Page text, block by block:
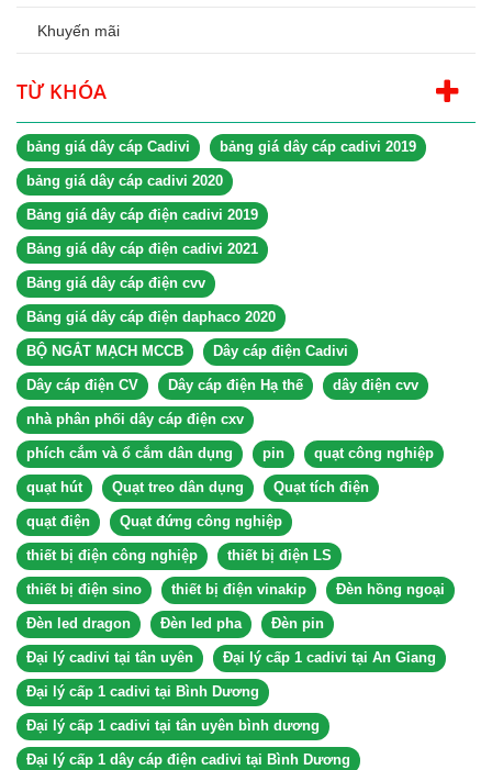
Khuyến mãi
TỪ KHÓA
bảng giá dây cáp Cadivi bảng giá dây cáp cadivi 2019
bảng giá dây cáp cadivi 2020
Bảng giá dây cáp điện cadivi 2019
Bảng giá dây cáp điện cadivi 2021
Bảng giá dây cáp điện cvv
Bảng giá dây cáp điện daphaco 2020
BỘ NGẮT MẠCH MCCB Dây cáp điện Cadivi
Dây cáp điện CV Dây cáp điện Hạ thế dây điện cvv
nhà phân phối dây cáp điện cxv
phích cắm và ổ cắm dân dụng pin quạt công nghiệp
quạt hút Quạt treo dân dụng Quạt tích điện
quạt điện Quạt đứng công nghiệp
thiết bị điện công nghiệp thiết bị điện LS
thiết bị điện sino thiết bị điện vinakip Đèn hồng ngoại
Đèn led dragon Đèn led pha Đèn pin
Đại lý cadivi tại tân uyên Đại lý cấp 1 cadivi tại An Giang
Đại lý cấp 1 cadivi tại Bình Dương
Đại lý cấp 1 cadivi tại tân uyên bình dương
Đại lý cấp 1 dây cáp điện cadivi tại Bình Dương